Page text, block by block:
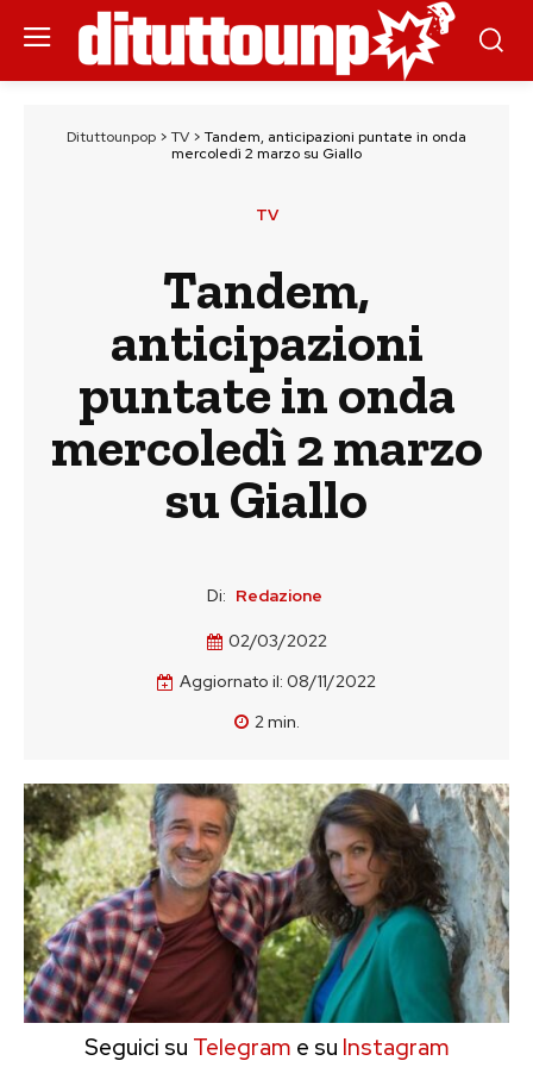
Dituttounpop > TV > Tandem, anticipazioni puntate in onda
mercoledì 2 marzo su Giallo
TV
Tandem,
anticipazioni
puntate in onda
mercoledì 2 marzo
su Giallo
Di: Redazione
02/03/2022
Aggiornato il: 08/11/2022
2min.
Seguici su Telegram e su Instagram